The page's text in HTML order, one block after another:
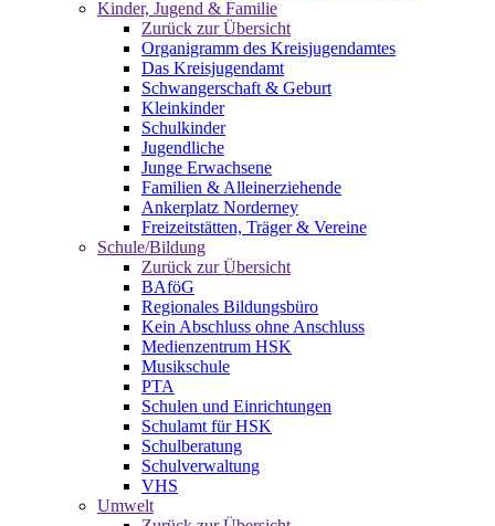
Kinder, Jugend & Familie
Zurück zur Übersicht
Organigramm des Kreisjugendamtes
Das Kreisjugendamt
Schwangerschaft & Geburt
Kleinkinder
Schulkinder
Jugendliche
Junge Erwachsene
Familien & Alleinerziehende
Ankerplatz Norderney
Freizeitstätten, Träger & Vereine
Schule/Bildung
Zurück zur Übersicht
BAföG
Regionales Bildungsbüro
Kein Abschluss ohne Anschluss
Medienzentrum HSK
Musikschule
PTA
Schulen und Einrichtungen
Schulamt für HSK
Schulberatung
Schulverwaltung
VHS
Umwelt